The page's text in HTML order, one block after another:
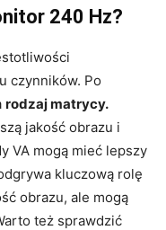
240 Hz?
czynników. Po
rodzaj matrycy.
jakość obrazu i
VA mogą mieć lepszy
kluczową rolę
obrazu, ale mogą
też sprawdzić